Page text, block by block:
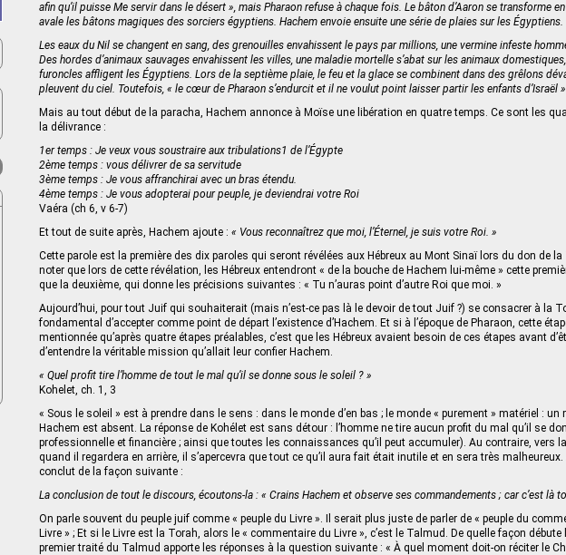
afin qu’il puisse Me servir dans le désert », mais Pharaon refuse à chaque fois. Le bâton d’Aaron se transforme
avale les bâtons magiques des sorciers égyptiens. Hachem envoie ensuite une série de plaies sur les Égyptiens.
Les eaux du Nil se changent en sang, des grenouilles envahissent le pays par millions, une vermine infeste
Des hordes d’animaux sauvages envahissent les villes, une maladie mortelle s’abat sur les animaux
furoncles affligent les Égyptiens. Lors de la septième plaie, le feu et la glace se combinent dans des grêlons
pleuvent du ciel. Toutefois, « le cœur de Pharaon s’endurcit et il ne voulut point laisser partir les enfants d’Israël »
Mais au tout début de la paracha, Hachem annonce à Moïse une libération en quatre temps. Ce sont les
la délivrance :
1er temps : Je veux vous soustraire aux tribulations1 de l’Égypte
2ème temps : vous délivrer de sa servitude
3ème temps : Je vous affranchirai avec un bras étendu.
4ème temps : Je vous adopterai pour peuple, je deviendrai votre Roi
Vaéra (ch 6, v 6-7)
Et tout de suite après, Hachem ajoute : « Vous reconnaîtrez que moi, l’Éternel, je suis votre Roi. »
Cette parole est la première des dix paroles qui seront révélées aux Hébreux au Mont Sinaï lors du don de la
noter que lors de cette révélation, les Hébreux entendront « de la bouche de Hachem lui-même » cette
que la deuxième, qui donne les précisions suivantes : « Tu n’auras point d’autre Roi que moi. »
Aujourd’hui, pour tout Juif qui souhaiterait (mais n’est-ce pas là le devoir de tout Juif ?) se consacrer à la
fondamental d’accepter comme point de départ l’existence d’Hachem. Et si à l’époque de Pharaon, cette
mentionnée qu’après quatre étapes préalables, c’est que les Hébreux avaient besoin de ces étapes avant
d’entendre la véritable mission qu’allait leur confier Hachem.
« Quel profit tire l’homme de tout le mal qu’il se donne sous le soleil ? »
Kohelet, ch. 1, 3
« Sous le soleil » est à prendre dans le sens : dans le monde d’en bas ; le monde « purement » matériel : un
Hachem est absent. La réponse de Kohélet est sans détour : l’homme ne tire aucun profit du mal qu’il se
professionnelle et financière ; ainsi que toutes les connaissances qu’il peut accumuler). Au contraire, vers
quand il regardera en arrière, il s’apercevra que tout ce qu’il aura fait était inutile et en sera très
conclut de la façon suivante :
La conclusion de tout le discours, écoutons-la : « Crains Hachem et observe ses commandements ; car c’est là
On parle souvent du peuple juif comme « peuple du Livre ». Il serait plus juste de parler de « peuple du
Livre » ; Et si le Livre est la Torah, alors le « commentaire du Livre », c’est le Talmud. De quelle façon débute
premier traité du Talmud apporte les réponses à la question suivante : « À quel moment doit-on réciter le